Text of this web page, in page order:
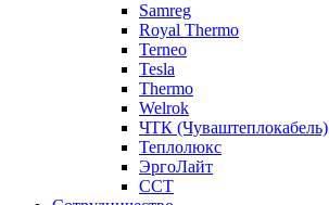
Samreg
Royal Thermo
Terneo
Tesla
Thermo
Welrok
ЧТК (Чуваштеплокабель)
Теплолюкс
ЭргоЛайт
ССТ